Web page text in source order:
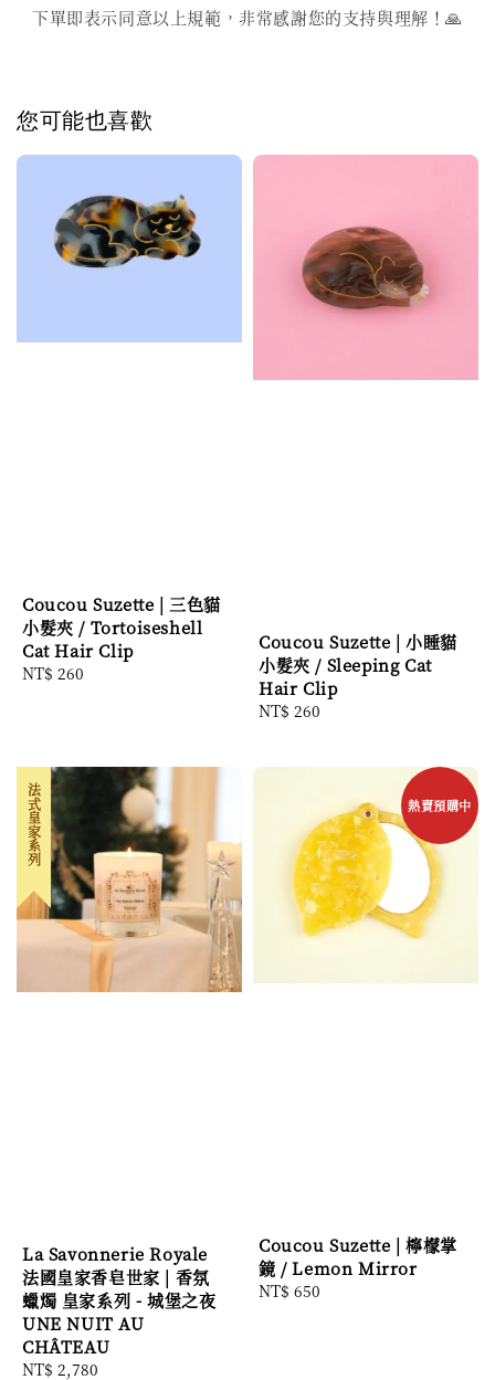
下單即表示同意以上規範，非常感謝您的支持與理解！🙏
您可能也喜歡
Coucou Suzette | 三色貓
小髮夾 / Tortoiseshell
Cat Hair Clip
Regular
NT$ 260
Coucou Suzette | 小睡貓
小髮夾 / Sleeping Cat
Hair Clip
Regular
NT$ 260
法式皇家系列
La Savonnerie Royale
法國皇家香皂世家 | 香氛
蠟燭 皇家系列 - 城堡之夜
UNE NUIT AU
CHÂTEAU
Regular
NT$ 2,780
熱賣預購中
Coucou Suzette | 檸檬掌
鏡 / Lemon Mirror
Regular
NT$ 650